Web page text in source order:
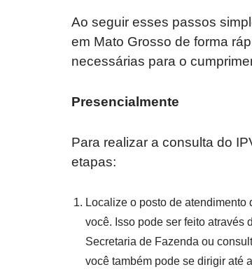
Ao seguir esses passos
em Mato Grosso de forma
necessárias para o
Presencialmente
Para realizar a consulta do
etapas:
Localize o posto de
você. Isso pode ser feito através
Secretaria de Fazenda ou
você também pode se dirigir até